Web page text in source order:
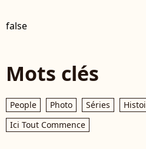
false
Mots clés
People Photo Séries
Ici Tout Commence